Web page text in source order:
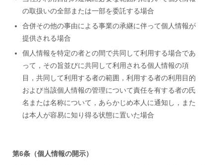
の取扱いの全部または一部を委託する場合
合併その他の事由による事業の承継に伴って個人情報が
提供される場合
個人情報を特定の者との間で共同して利用する場合であ
って，その旨並びに共同して利用される個人情報の項
目，共同して利用する者の範囲，利用する者の利用目的
および当該個人情報の管理について責任を有する者の氏
名または名称について，あらかじめ本人に通知し，また
は本人が容易に知り得る状態に置いた場合
第6条（個人情報の開示）